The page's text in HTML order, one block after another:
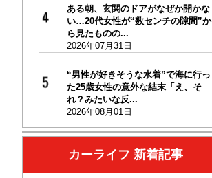
ある朝、玄関のドアがなぜか開かな
い…20代女性が“数センチの隙間”か
ら見たものの...
2026年07月31日
“男性が好きそうな水着”で海に行っ
た25歳女性の意外な結末「え、そ
れ？みたいな反...
2026年08月01日
カーライフ 新着記事